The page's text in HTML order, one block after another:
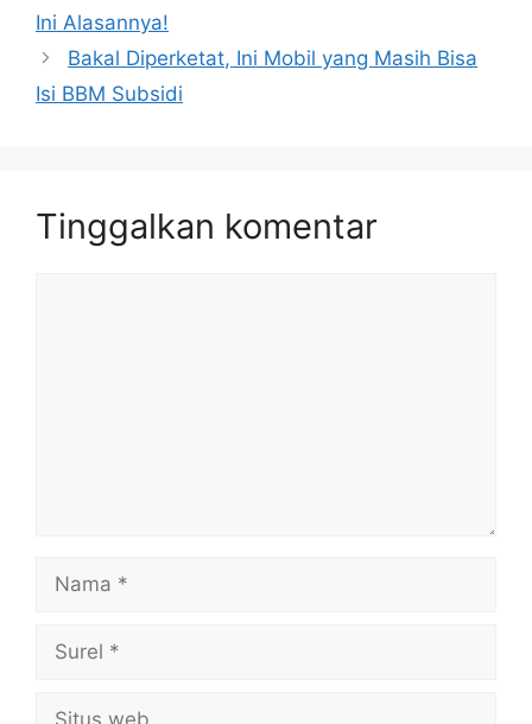
Ini Alasannya!
Bakal Diperketat, Ini Mobil yang Masih Bisa
Isi BBM Subsidi
Tinggalkan komentar